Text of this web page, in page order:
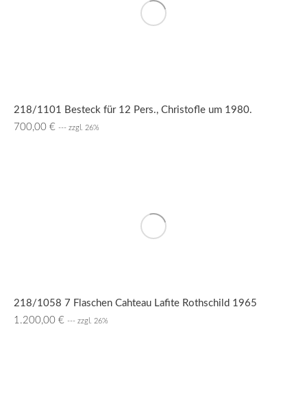
218/1101 Besteck für 12 Pers., Christofle um 1980.
700,00 € --- zzgl. 26%
218/1058 7 Flaschen Cahteau Lafite Rothschild 1965
1.200,00 € --- zzgl. 26%